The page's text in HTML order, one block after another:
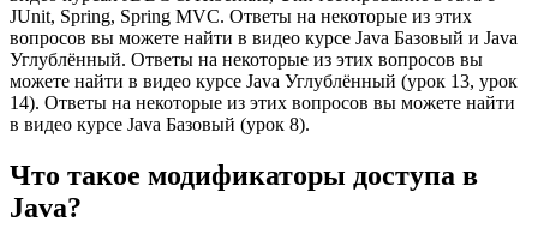
JUnit, Spring, Spring MVC. Ответы на некоторые из этих
вопросов вы можете найти в видео курсе Java Базовый и Java
Углублённый. Ответы на некоторые из этих вопросов вы
можете найти в видео курсе Java Углублённый (урок 13, урок
14). Ответы на некоторые из этих вопросов вы можете найти
в видео курсе Java Базовый (урок 8).
Что такое модификаторы доступа в
Java?